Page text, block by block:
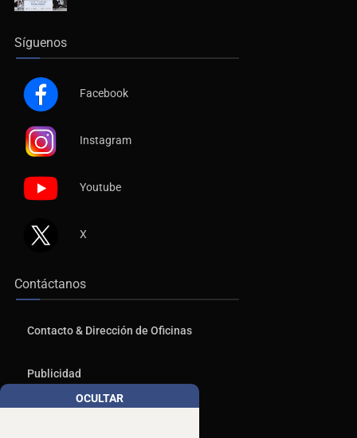
Síguenos
Facebook
Instagram
Youtube
X
Contáctanos
Contacto & Dirección de Oficinas
Publicidad
OCULTAR